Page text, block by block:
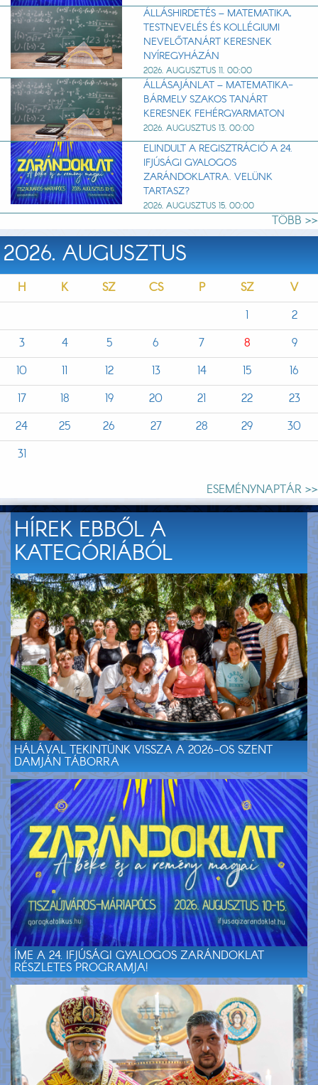
ÁLLÁSHIRDETÉS – MATEMATIKA,
TESTNEVELÉS ÉS KOLLÉGIUMI
NEVELŐTANÁRT KERESNEK
NYÍREGYHÁZÁN
2026. AUGUSZTUS 11. 00:00
ÁLLÁSAJÁNLAT – MATEMATIKA-
BÁRMELY SZAKOS TANÁRT
KERESNEK FEHÉRGYARMATON
2026. AUGUSZTUS 13. 00:00
ELINDULT A REGISZTRÁCIÓ A 24.
IFJÚSÁGI GYALOGOS
ZARÁNDOKLATRA. VELÜNK
TARTASZ?
2026. AUGUSZTUS 15. 00:00
TÖBB >>
2026. AUGUSZTUS
H K SZ CS P SZ
V
1
2
3
4 5 6 7 8
9
10
11 12 13 14 15
16
17
18 19 20 21 22
23
24
25 26 27 28 29
30
31
ESEMÉNYNAPTÁR >>
HÍREK EBBŐL A
KATEGÓRIÁBÓL
HÁLÁVAL TEKINTÜNK VISSZA A 2026-OS SZENT
DAMJÁN TÁBORRA
ÍME A 24. IFJÚSÁGI GYALOGOS ZARÁNDOKLAT
RÉSZLETES PROGRAMJA!